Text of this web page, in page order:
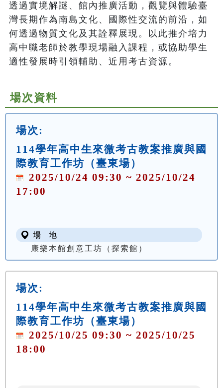
透過實境解謎、館內推廣活動，觀覽與體驗臺
灣長期作為南島文化、國際性交流的前沿，如
何透過物質文化及其詮釋展現。以此推介培力
高中職老師於教學現場融入課程，或協助學生
適性發展時引領輔助、近用考古資源。
場次資料
場次:
114學年高中生來微考古教案推廣與國
際教育工作坊（臺東場）
2025/10/24 09:30 ~ 2025/10/24
17:00
場 地
康樂本館創意工坊（探索館）
場次:
114學年高中生來微考古教案推廣與國
際教育工作坊（臺東場）
2025/10/25 09:30 ~ 2025/10/25
18:00